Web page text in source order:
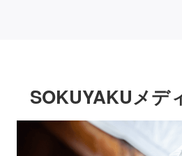
SOKUYAKUメデ